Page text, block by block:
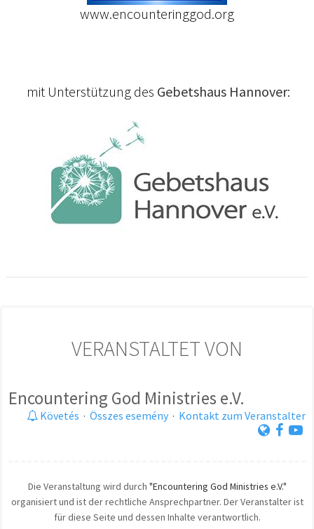
www.encounteringgod.org
mit Unterstützung des Gebetshaus Hannover:
VERANSTALTET VON
Encountering God Ministries e.V.
Követés · Összes esemény · Kontakt zum Veranstalter
Die Veranstaltung wird durch "Encountering God Ministries e.V."
organisiert und ist der rechtliche Ansprechpartner. Der Veranstalter ist
für diese Seite und dessen Inhalte verantwortlich.